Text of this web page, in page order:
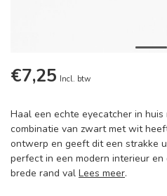
€7,25 Incl. btw
Haal een echte eyecatcher in
combinatie van zwart met wit
ontwerp en geeft dit een strakke
perfect in een modern interieur
brede rand val Lees meer.